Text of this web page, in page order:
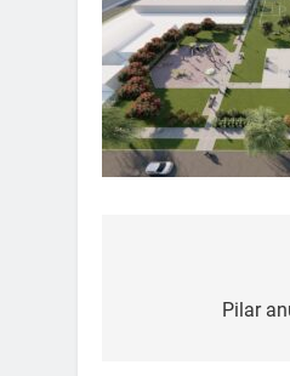
Pilar